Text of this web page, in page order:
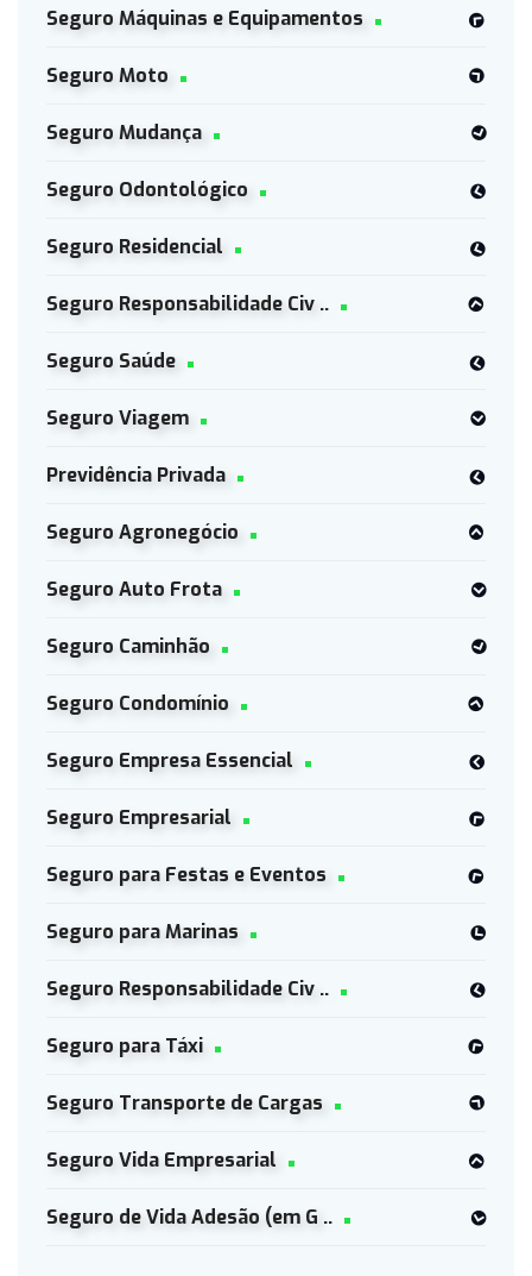
Seguro Máquinas e Equipamentos
Seguro Moto
Seguro Mudança
Seguro Odontológico
Seguro Residencial
Seguro Responsabilidade Civ ..
Seguro Saúde
Seguro Viagem
Previdência Privada
Seguro Agronegócio
Seguro Auto Frota
Seguro Caminhão
Seguro Condomínio
Seguro Empresa Essencial
Seguro Empresarial
Seguro para Festas e Eventos
Seguro para Marinas
Seguro Responsabilidade Civ ..
Seguro para Táxi
Seguro Transporte de Cargas
Seguro Vida Empresarial
Seguro de Vida Adesão (em G ..